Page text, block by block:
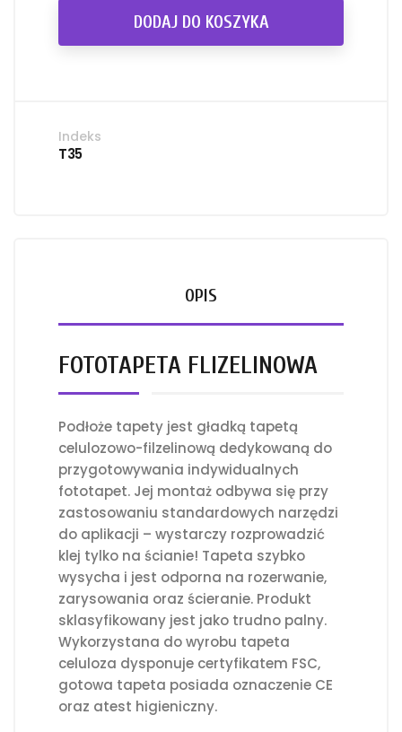
DODAJ DO KOSZYKA
Indeks
T35
OPIS
FOTOTAPETA FLIZELINOWA
Podłoże tapety jest gładką tapetą
celulozowo-filzelinową dedykowaną do
przygotowywania indywidualnych
fototapet. Jej montaż odbywa się przy
zastosowaniu standardowych narzędzi
do aplikacji – wystarczy rozprowadzić
klej tylko na ścianie! Tapeta szybko
wysycha i jest odporna na rozerwanie,
zarysowania oraz ścieranie. Produkt
sklasyfikowany jest jako trudno palny.
Wykorzystana do wyrobu tapeta
celuloza dysponuje certyfikatem FSC,
gotowa tapeta posiada oznaczenie CE
oraz atest higieniczny.